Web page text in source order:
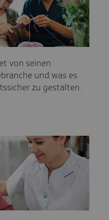
von seinen
und was es
zu gestalten.